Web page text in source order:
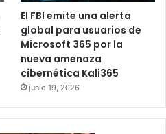
El FBI emite una alerta
global para usuarios de
Microsoft 365 por la
nueva amenaza
cibernética Kali365
junio 19, 2026